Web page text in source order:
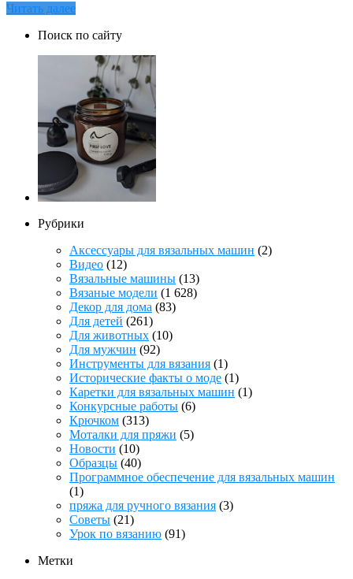
Читать далее
Поиск по сайту
Рубрики
Аксессуары для вязальных машин (2)
Видео (12)
Вязальные машины (13)
Вязаные модели (1 628)
Декор для дома (83)
Для детей (261)
Для животных (10)
Для мужчин (92)
Инструменты для вязания (1)
Исторические факты о моде (1)
Каретки для вязальных машин (1)
Конкурсные работы (6)
Крючком (313)
Моталки для пряжи (5)
Новости (10)
Образцы (40)
Программное обеспечение для вязальных машин
(1)
пряжа для ручного вязания (3)
Советы (21)
Урок по вязанию (91)
Метки